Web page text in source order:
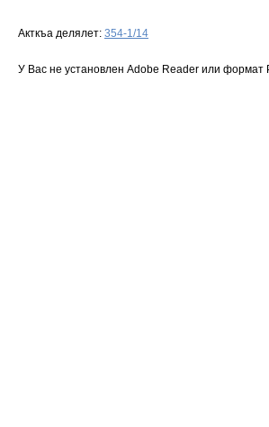
Акткъа делялет: 354-1/14
У Вас не установлен Adobe Reader или